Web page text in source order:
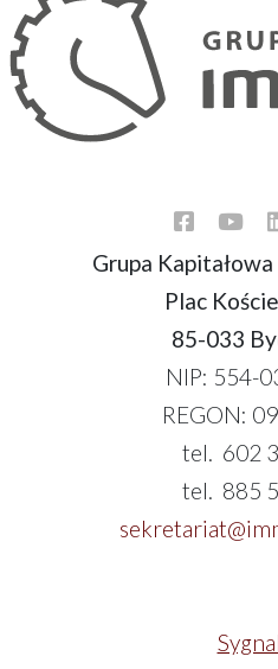
Grupa
Plac
85-033
NIP: 554-
REGON:
tel. 602
tel. 885